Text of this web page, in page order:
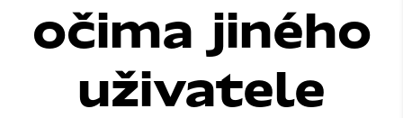
očima jiného
uživatele